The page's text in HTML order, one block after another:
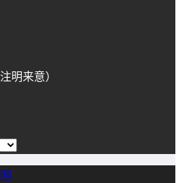
明来意）